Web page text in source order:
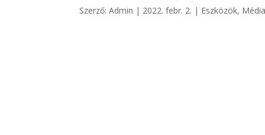
Szerző:Admin | 2022. febr. 2. | Eszközök,